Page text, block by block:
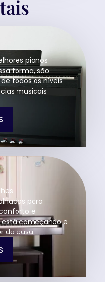
pianos
forma, são
todos os níveis
musicais
para
e
começando e
da casa.